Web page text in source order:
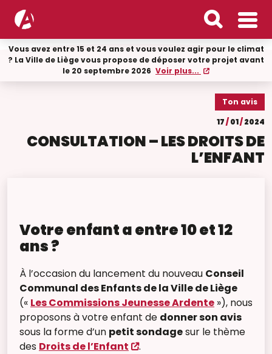
Vous avez entre 15 et 24 ans et vous voulez agir pour le climat
? La Ville de Liège vous propose de déposer votre projet avant
le 20 septembre 2026 Voir plus...
Ton avis
17/01/2024
CONSULTATION – LES DROITS DE
L’ENFANT
Votre enfant a entre 10 et 12
ans ?
À l’occasion du lancement du nouveau Conseil
Communal des Enfants de la Ville de Liège
(« Les Commissions Jeunesse Ardente »), nous
proposons à votre enfant de donner son avis
sous la forme d’un petit sondagesur le thème
des Droits de l’Enfant .